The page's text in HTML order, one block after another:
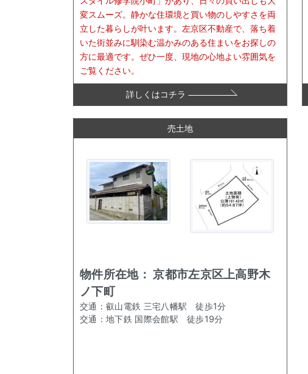
変スムーズ。静かな住環境と買い物のしやすさを両
立した暮らしが叶います。左京区不動産で、落ち着
いた街並みに馴染む温かみのある住まいをお探しの
方に最適です。ぜひ一度、現地の心地よい雰囲気を
ご覧ください。
詳しくはコチラ
売土地
物件所在地：京都市左京区上高野木
ノ下町
交通： 叡山電鉄 三宅八幡駅 徒歩1分
交通： 地下鉄 国際会館駅 徒歩19分